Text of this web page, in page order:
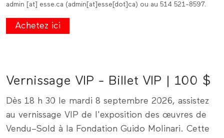
admin [at] esse.ca (admin[at]esse[dot]ca) ou au 514 521-8597.
Achetez ici
Vernissage VIP - Billet VIP | 100 $
Dès 18 h 30 le mardi 8 septembre 2026, assistez
au vernissage VIP de l'exposition des œuvres de
Vendu–Sold à la Fondation Guido Molinari. Cette